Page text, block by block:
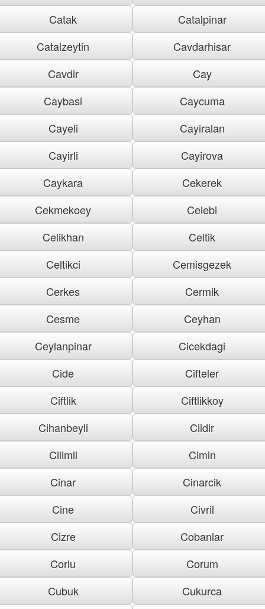
Catak
Catalpinar
Catalzeytin
Cavdarhisar
Cavdir
Cay
Caybasi
Caycuma
Cayeli
Cayiralan
Cayirli
Cayirova
Caykara
Cekerek
Cekmekoey
Celebi
Celikhan
Celtik
Celtikci
Cemisgezek
Cerkes
Cermik
Cesme
Ceyhan
Ceylanpinar
Cicekdagi
Cide
Cifteler
Ciftlik
Ciftlikkoy
Cihanbeyli
Cildir
Cilimli
Cimin
Cinar
Cinarcik
Cine
Civril
Cizre
Cobanlar
Corlu
Corum
Cubuk
Cukurca